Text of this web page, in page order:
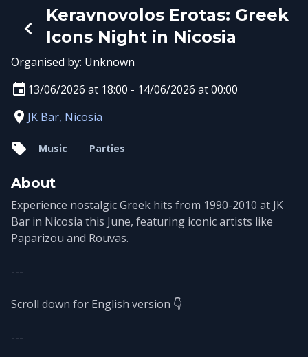
Keravnovolos Erotas: Greek
Icons Night in Nicosia
Organised by: Unknown
13/06/2026 at 18:00 - 14/06/2026 at 00:00
JK Bar, Nicosia
Music Parties
About
Experience nostalgic Greek hits from 1990-2010 at JK
Bar in Nicosia this June, featuring iconic artists like
Paparizou and Rouvas.
---
Scroll down for English version 👇
---